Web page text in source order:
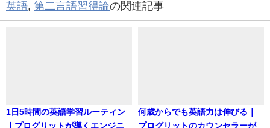
英語, 第二言語習得論の関連記事
1日5時間の英語学習ルーティン
｜プログリットが導くエンジニ
何歳からでも英語力は伸びる｜
プログリットのカウンセラーが